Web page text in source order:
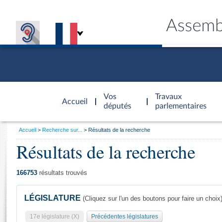
Accueil
d'accueil
Vos
députés
Travaux
parlementaires
Général
Vous
Accueil Recherche sur... Résultats de la recherche
Résultats de la recherche
166753 résultats trouvés
LÉGISLATURE (Cliquez sur l'un des boutons pour faire un choix)
17e législature (X) Précédentes législatures